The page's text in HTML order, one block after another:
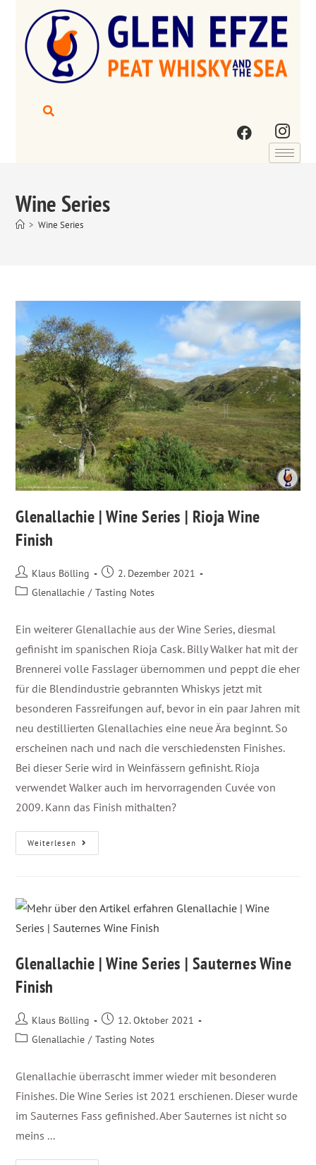
Wine Series
> Wine Series
Glenallachie | Wine Series | Rioja Wine
Finish
Klaus Bölling
2. Dezember 2021
Glenallachie / Tasting Notes
Ein weiterer Glenallachie aus der Wine Series, diesmal
gefinisht im spanischen Rioja Cask. Billy Walker hat mit der
Brennerei volle Fasslager übernommen und peppt die eher
für die Blendindustrie gebrannten Whiskys jetzt mit
besonderen Fassreifungen auf, bevor in ein paar Jahren mit
neu destillierten Glenallachies eine neue Ära beginnt. So
erscheinen nach und nach die verschiedensten Finishes.
Bei dieser Serie wird in Weinfässern gefinisht. Rioja
verwendet Walker auch im hervorragenden Cuvée von
2009. Kann das Finish mithalten?
Weiterlesen
Glenallachie | Wine Series | Sauternes Wine
Finish
Klaus Bölling
12. Oktober 2021
Glenallachie / Tasting Notes
Glenallachie überrascht immer wieder mit besonderen
Finishes. Die Wine Series ist 2021 erschienen. Dieser wurde
im Sauternes Fass gefinished. Aber Sauternes ist nicht so
meins ...